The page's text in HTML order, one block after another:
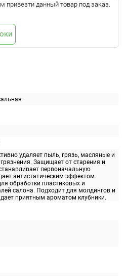
удаляет пыль, грязь, масляные и
Защищает от старения и
первоначальную
антистатическим эффектом.
обработки пластиковых и
салона. Подходит для молдингов и
приятным ароматом клубники.
данный товар под заказ.